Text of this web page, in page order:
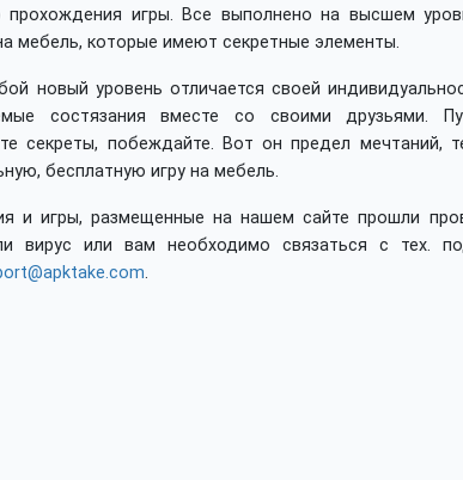
прохождения игры. Все выполнено на высшем
мебель, которые имеют секретные элементы.
новый уровень отличается своей
состязания вместе со своими друзьями.
секреты, побеждайте. Вот он предел мечтаний,
бесплатную игру на мебель.
и игры, размещенные на нашем сайте прошли
вирус или вам необходимо связаться с тех.
.